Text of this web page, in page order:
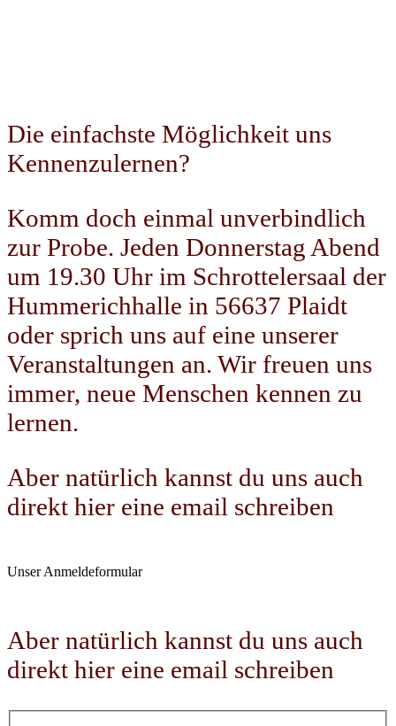
Die einfachste Möglichkeit uns
Kennenzulernen?
Komm doch einmal unverbindlich
zur Probe. Jeden Donnerstag Abend
um 19.30 Uhr im Schrottelersaal der
Hummerichhalle in 56637 Plaidt
oder sprich uns auf eine unserer
Veranstaltungen an. Wir freuen uns
immer, neue Menschen kennen zu
lernen.
Aber natürlich kannst du uns auch
direkt hier eine email schreiben
Unser Anmeldeformular
Aber natürlich kannst du uns auch
direkt hier eine email schreiben